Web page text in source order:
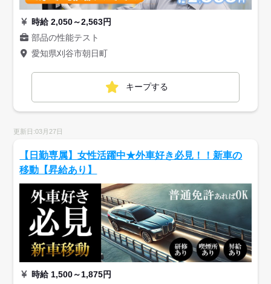
時給 2,050～2,563円
部品の性能テスト
愛知県刈谷市朝日町
キープする
更新日:03月27日
【日勤専属】女性活躍中★外車好き必見！！新車の
移動【昇給あり】
時給 1,500～1,875円